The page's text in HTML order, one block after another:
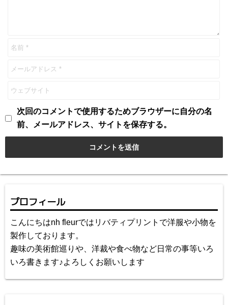
次回のコメントで使用するためブラウザーに自分の名
前、メールアドレス、サイトを保存する。
プロフィール
こんにちはnh fleurではリバティプリントで洋服や小物を
製作しております。
趣味の美術館巡りや、洋裁や食べ物など日常の事等いろ
いろ書きます♪よろしくお願いします